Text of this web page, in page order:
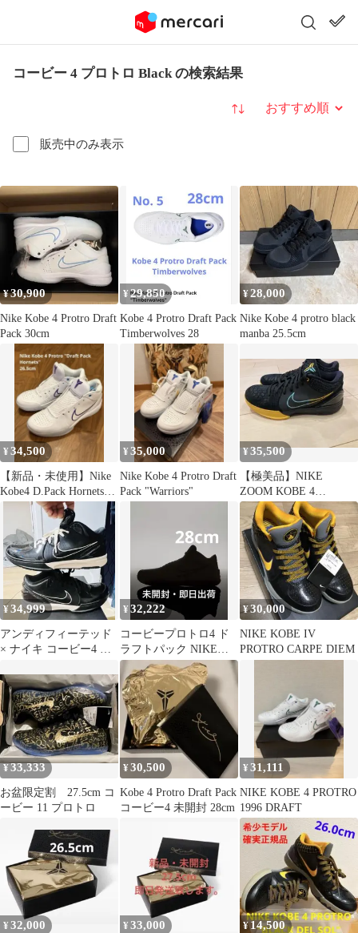
コービー 4 プロトロ Black の検索結果
販売中のみ表示
並び替え
¥30,900
Nike Kobe 4 Protro Draft
Pack 30cm
¥ 29,850
Kobe 4 Protro Draft Pack
Timberwolves 28
¥28,000
Nike Kobe 4 protro black
manba 25.5cm
¥34,500
【新品・未使用】Nike
Kobe4 D.Pack Hornets
26.5cm
¥35,000
Nike Kobe 4 Protro Draft
Pack "Warriors"
¥35,500
【極美品】NIKE
ZOOM KOBE 4
PROTRO 26cm コービ
ー4
¥34,999
アンディフィーテッド
× ナイキ コービー4 プ
バ"
¥32,222
コービープロトロ4 ド
ラフトパック NIKE
KOBE4PROTRO4
¥30,000
NIKE KOBE IV
PROTRO CARPE DIEM
¥33,333
お盆限定割 27.5cm コ
ービー 11 プロトロ
¥30,500
Kobe 4 Protro Draft Pack
コービー4 未開封 28cm
¥31,111
NIKE KOBE 4 PROTRO
1996 DRAFT
¥32,000 ¥33,000 ¥ 14,500